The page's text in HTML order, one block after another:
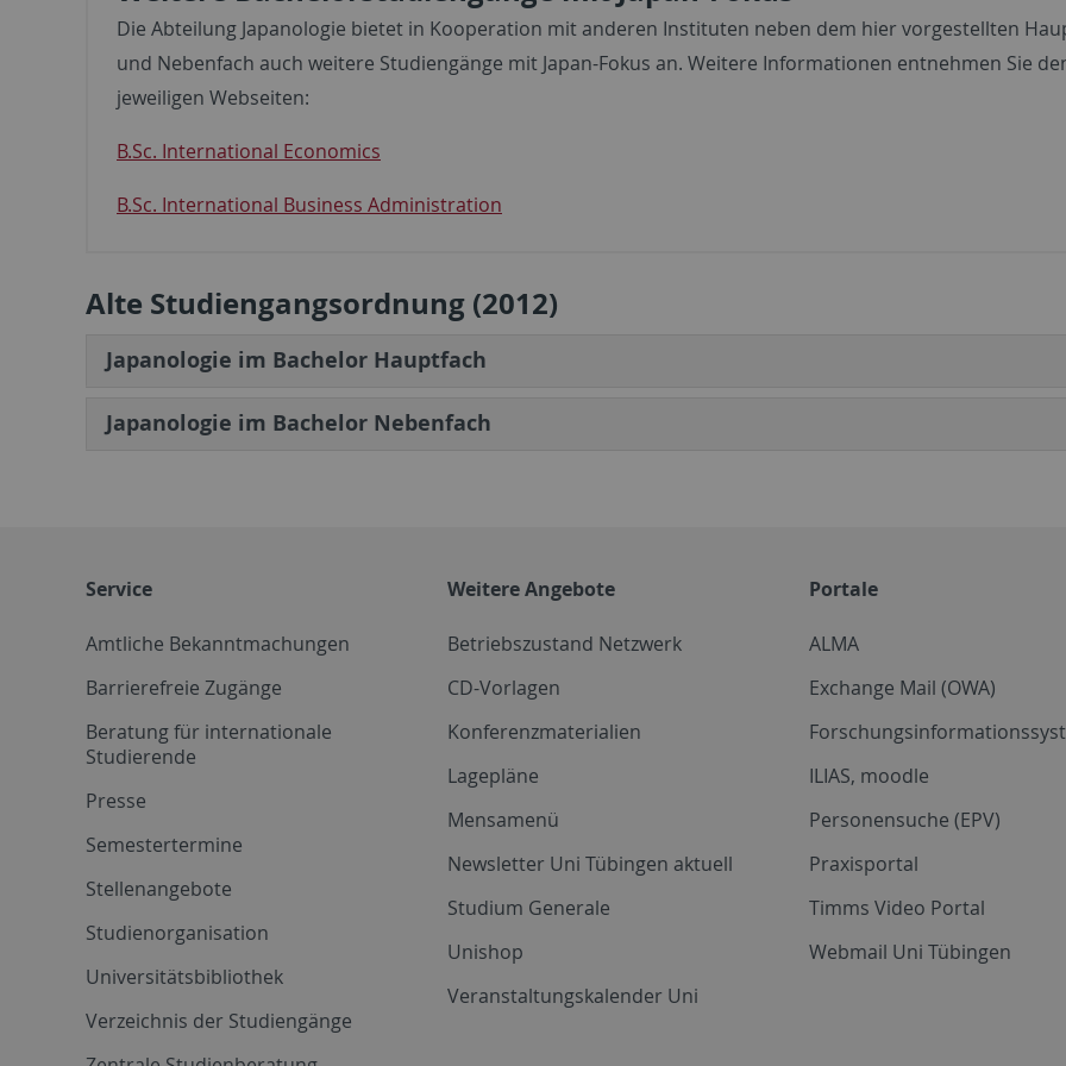
Die Abteilung Japanologie bietet in Kooperation mit anderen Instituten neben dem hier vorgestellten
und Nebenfach auch weitere Studiengänge mit Japan-Fokus an. Weitere Informationen entnehmen Sie
jeweiligen Webseiten:
B.Sc. International Economics
B.Sc. International Business Administration
Alte Studiengangsordnung (2012)
Japanologie im Bachelor Hauptfach
Japanologie im Bachelor Nebenfach
Service
Amtliche Bekanntmachungen
Barrierefreie Zugänge
Beratung für internationale
Studierende
Presse
Semestertermine
Stellenangebote
Studienorganisation
Universitätsbibliothek
Verzeichnis der Studiengänge
Weitere Angebote
Betriebszustand Netzwerk
CD-Vorlagen
Konferenzmaterialien
Lagepläne
Mensamenü
Newsletter Uni Tübingen aktuell
Studium Generale
Unishop
Veranstaltungskalender Uni
Portale
ALMA
Exchange Mail (OWA)
ILIAS, moodle
Personensuche (EPV)
Praxisportal
Timms Video Portal
Webmail Uni Tübingen